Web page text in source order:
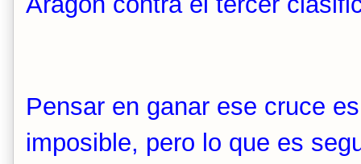
Pensar en ganar ese cruce
imposible, pero lo que es